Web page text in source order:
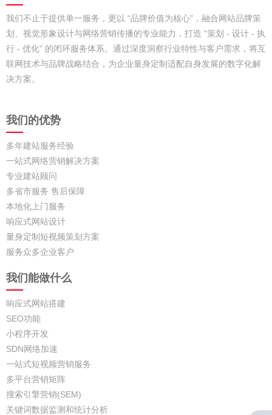
我们不止于提供单一服务，更以 “品牌价值为核心”，融合网站品牌策
划、视觉形象设计与网络营销传播的专业能力，打造 “策划 - 设计 - 执
行 - 优化” 的闭环服务体系。通过深度洞察行业特性与客户需求，将互
联网技术与品牌战略结合，为企业量身定制适配自身发展的数字化解
决方案。​
我们的优势
多年建站服务经验
一站式网络营销解决方案
专业建站顾问
多省市服务 售后保障
本地化上门服务
响应式网站设计
量身定制短视频策划方案
服务众多企业客户
我们能做什么
响应式网站搭建
SEO功能
小程序开发
SDN网络加速
一站式短视频营销服务
多平台营销矩阵
搜索引擎营销(SEM)
关键词数据监测和统计分析